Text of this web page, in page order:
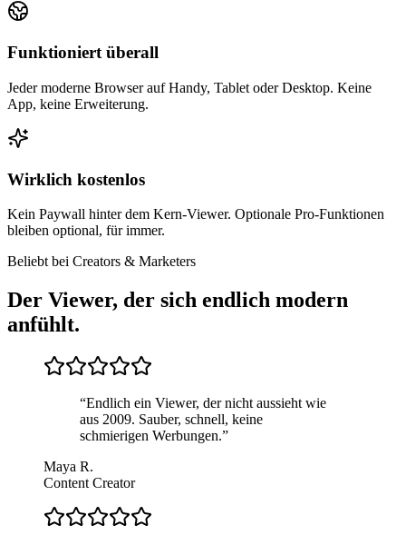
Funktioniert überall
Jeder moderne Browser auf Handy, Tablet oder Desktop. Keine
App, keine Erweiterung.
Wirklich kostenlos
Kein Paywall hinter dem Kern-Viewer. Optionale Pro-Funktionen
bleiben optional, für immer.
Beliebt bei Creators & Marketers
Der Viewer, der sich endlich modern
anfühlt.
“Endlich ein Viewer, der nicht aussieht wie
aus 2009. Sauber, schnell, keine
schmierigen Werbungen.”
Maya R.
Content Creator